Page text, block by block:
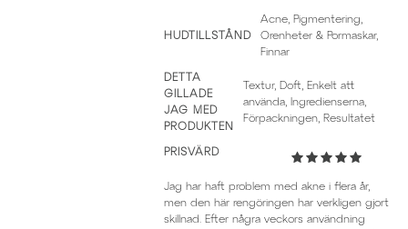
HUDTILLSTÅND
Acne, Pigmentering,
Orenheter & Pormaskar,
Finnar
DETTA
GILLADE
JAG MED
PRODUKTEN
Textur, Doft, Enkelt att
använda, Ingredienserna,
Förpackningen, Resultatet
PRISVÄRD
Jag har haft problem med akne i flera år,
men den här rengöringen har verkligen gjort
skillnad. Efter några veckors användning